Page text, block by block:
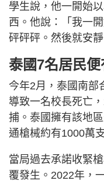
學生說，他一開始
西。他說：「我一
砰砰砰。然後就安
泰國7名居民
今年2月，泰國南部
導致一名校長死亡
捕。泰國擁有該地
通槍械約有1000萬
當局過去承諾收緊
覆發生。2022年，